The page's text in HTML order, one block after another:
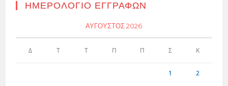
ΗΜΕΡΟΛΌΓΙΟ ΕΓΓΡΑΦΏΝ
ΑΎΓΟΥΣΤΟΣ 2026
Δ Τ Τ Π Π Σ Κ
1 2